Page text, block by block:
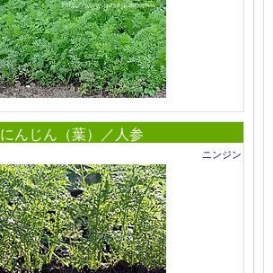
にんじん（葉）／人参
ニンジン